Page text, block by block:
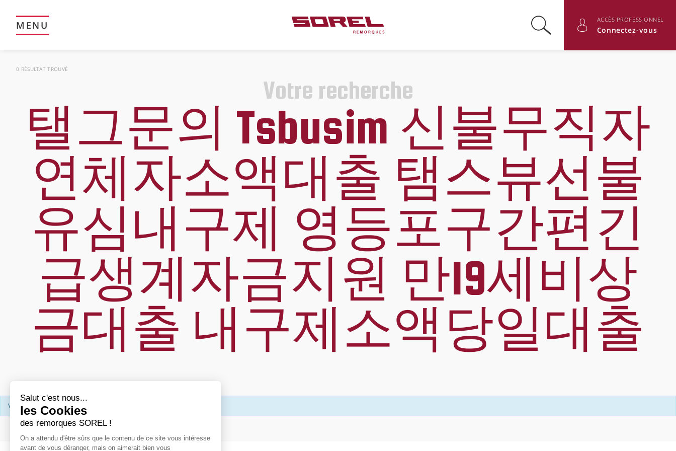
MENU Basculer la rechercheBasculer les informations du
ACCÈS PROFESSIONNEL
Connectez-vous
탤그문의 Tsbusim 신불무직자
연체자소액대출 탬스뷰선불
유심내구제 영등포구간편긴
급생계자금지원 만19세비상
금대출 내구제소액당일대출
Votre recherche
Votre recherche n’a donné aucun résultat.
0 RÉSULTAT TROUVÉ
Salut c'est nous...
les Cookies
des remorques SOREL !
On a attendu d'être sûrs que le contenu de ce site vous intéresse
avant de vous déranger, mais on aimerait bien vous